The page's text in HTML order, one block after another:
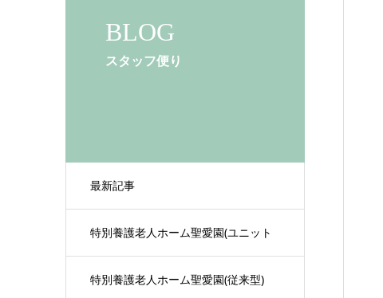
BLOG
スタッフ便り
最新記事
特別養護老人ホーム聖愛園(ユニット
型)
特別養護老人ホーム聖愛園(従来型)